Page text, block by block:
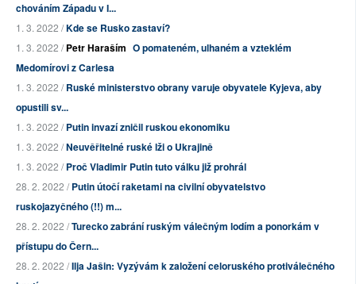
chováním Západu v I...
1. 3. 2022 /Kde se Rusko zastaví?
1. 3. 2022 /Petr Haraším O pomateném, ulhaném a vzteklém
Medomírovi z Carlesa
1. 3. 2022 /Ruské ministerstvo obrany varuje obyvatele Kyjeva, aby
opustili sv...
1. 3. 2022 /Putin invazí zničil ruskou ekonomiku
1. 3. 2022 /Neuvěřitelné ruské lži o Ukrajině
1. 3. 2022 /Proč Vladimir Putin tuto válku již prohrál
28. 2. 2022 /Putin útočí raketami na civilní obyvatelstvo
ruskojazyčného (!!) m...
28. 2. 2022 /Turecko zabrání ruským válečným lodím a ponorkám v
přístupu do Čern...
28. 2. 2022 /Ilja Jašin: Vyzývám k založení celoruského protiválečného